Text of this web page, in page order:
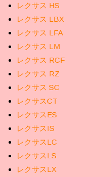
レクサス HS
レクサス LBX
レクサス LFA
レクサス LM
レクサス RCF
レクサス RZ
レクサス SC
レクサスCT
レクサスES
レクサスIS
レクサスLC
レクサスLS
レクサスLX